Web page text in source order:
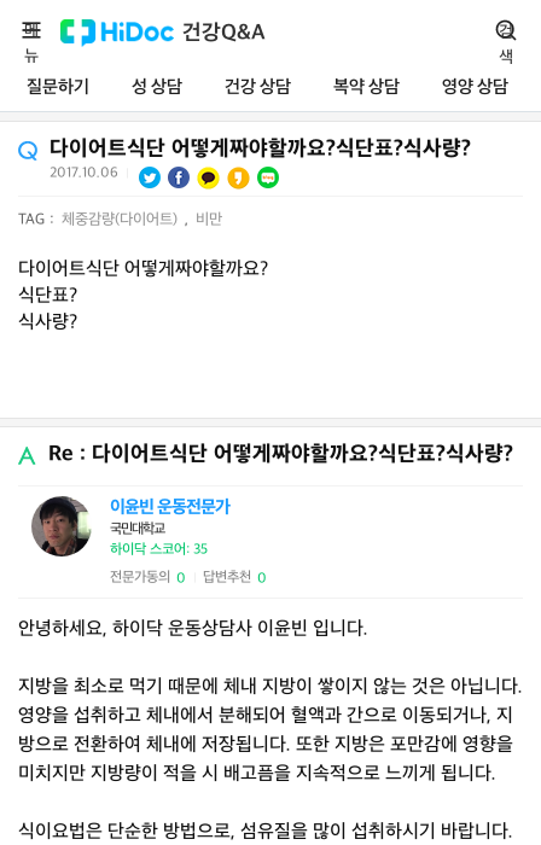
건강Q&A
질문하기 성 상담 건강 상담 복약 상담 영양 상담
메
뉴
검
색
다이어트식단 어떻게짜야할까요?식단표?식사량?
2017.10.06
TAG : 체중감량(다이어트) , 비만
다이어트식단 어떻게짜야할까요?
식단표?
식사량?
Re : 다이어트식단 어떻게짜야할까요?식단표?식사량?
이윤빈 운동전문가
국민대학교
하이닥 스코어: 35
전문가동의 0 답변추천 0
안녕하세요, 하이닥 운동상담사 이윤빈 입니다.
지방을 최소로 먹기 때문에 체내 지방이 쌓이지 않는 것은 아닙니다.
영양을 섭취하고 체내에서 분해되어 혈액과 간으로 이동되거나, 지
방으로 전환하여 체내에 저장됩니다. 또한 지방은 포만감에 영향을
미치지만 지방량이 적을 시 배고픔을 지속적으로 느끼게 됩니다.
식이요법은 단순한 방법으로, 섬유질을 많이 섭취하시기 바랍니다.